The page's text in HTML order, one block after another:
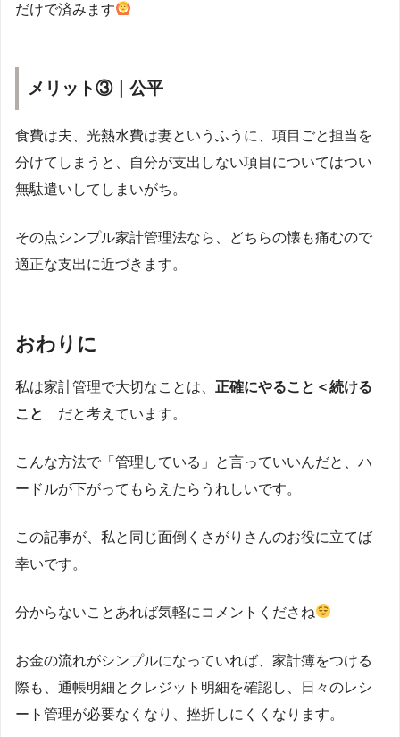
だけで済みます
メリット③｜公平
食費は夫、光熱水費は妻というふうに、項目ごと担当を
分けてしまうと、自分が支出しない項目についてはつい
無駄遣いしてしまいがち。
その点シンプル家計管理法なら、どちらの懐も痛むので
適正な支出に近づきます。
おわりに
私は家計管理で大切なことは、 正確にやること＜続ける
こと
だと考えています。
こんな方法で「管理している」と言っていいんだと、ハ
ードルが下がってもらえたらうれしいです。
この記事が、私と同じ面倒くさがりさんのお役に立てば
幸いです。
分からないことあれば気軽にコメントくださね
お金の流れがシンプルになっていれば、家計簿をつける
際も、通帳明細とクレジット明細を確認し、日々のレシ
ート管理が必要なくなり、挫折しにくくなります。